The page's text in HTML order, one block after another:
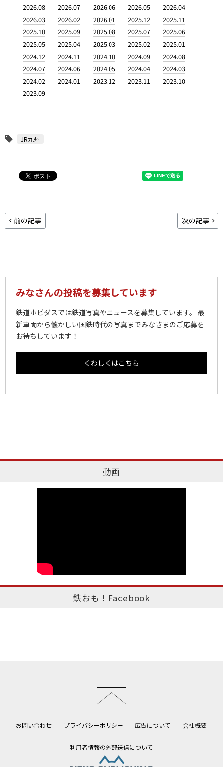
2026.08 2026.07 2026.06 2026.05
2026.04
2026.03
2026.02 2026.01 2025.12
2025.11
2025.10
2025.09 2025.08 2025.07
2025.06
2025.05
2025.04 2025.03 2025.02
2025.01
2024.12
2024.11 2024.10 2024.09
2024.08
2024.07
2024.06 2024.05 2024.04
2024.03
2024.02
2024.01 2023.12 2023.11
2023.10
2023.09
JR九州
前の記事 次の記事
みなさんの投稿を募集しています
鉄道ホビダスでは鉄道写真やニュースを募集しています。 最
新車両から懐かしい国鉄時代の写真までみなさまのご応募を
お待ちしています！
くわしくはこちら
動画
鉄おも！Facebook
お問い合わせ プライバシーポリシー 広告について 会社概要
利用者情報の外部送信について